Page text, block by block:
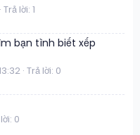
Trả lời: 1
bạn tình biết xếp
Trả lời: 0
0